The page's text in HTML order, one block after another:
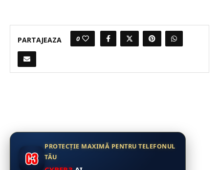
PARTAJEAZA 0
PROTECȚIE MAXIMĂ PENTRU TELEFONUL
TĂU